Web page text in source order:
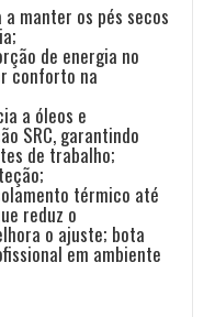
manter os pés secos
de energia no
conforto na
a óleos e
SRC, garantindo
de trabalho;
térmico até
reduz o
o ajuste; bota
em ambiente